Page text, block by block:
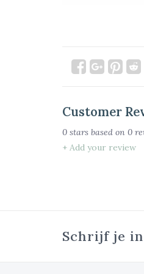
Customer
0 stars based on 0
+ Add your review
Schrijf je